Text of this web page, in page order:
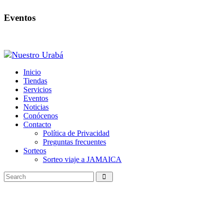
Eventos
Inicio
Tiendas
Servicios
Eventos
Noticias
Conócenos
Contacto
Política de Privacidad
Preguntas frecuentes
Sorteos
Sorteo viaje a JAMAICA